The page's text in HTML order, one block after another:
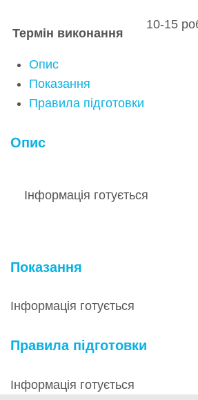
Термін виконання
10-15
Опис
Показання
Правила підготовки
Опис
Інформація готується
Показання
Інформація готується
Правила підготовки
Інформація готується